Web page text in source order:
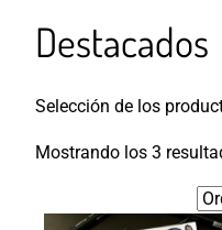
Destacados
Selección de los
Mostrando los 3